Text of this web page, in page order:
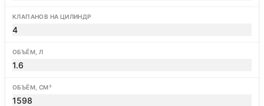
КЛАПАНОВ НА ЦИЛИНДР
4
ОБЪЁМ, Л
1.6
ОБЪЁМ, СМ³
1598